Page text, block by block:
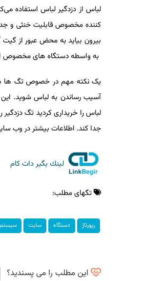
لباس از دزدگیر لباس استفاده
کننده مخصوص قابلیت خنثی و
بیرون بیاید به محض عبور از
به واسطه دستگاه های مخصوص از
یک نکته مهم در خصوص تگ ها به
آسیب رساندن به لباس شوید.
لباس را خریداری کردید تگ دزدگیر
جدا کند. اطلاعات بیشتر در وب
لینك بگیر دات كام
تگهای مطلب:
رپورتاژ دستگاه سایت سیستم
این مطلب را می پسندید؟